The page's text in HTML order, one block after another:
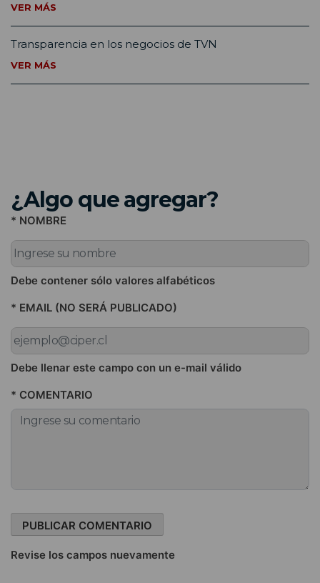
VER MÁS
Transparencia en los negocios de TVN
VER MÁS
¿Algo que agregar?
* NOMBRE
Debe contener sólo valores alfabéticos
* EMAIL (NO SERÁ PUBLICADO)
Debe llenar este campo con un e-mail válido
* COMENTARIO
Revise los campos nuevamente